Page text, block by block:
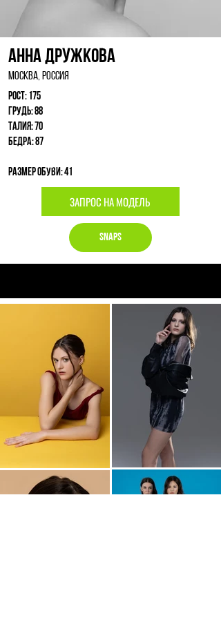
Анна Дружкова
Москва, Россия
Рост: 175
Грудь: 88
Талия: 70
Бедра: 87
Размер обуви: 41
ЗАПРОС НА МОДЕЛЬ
Snaps